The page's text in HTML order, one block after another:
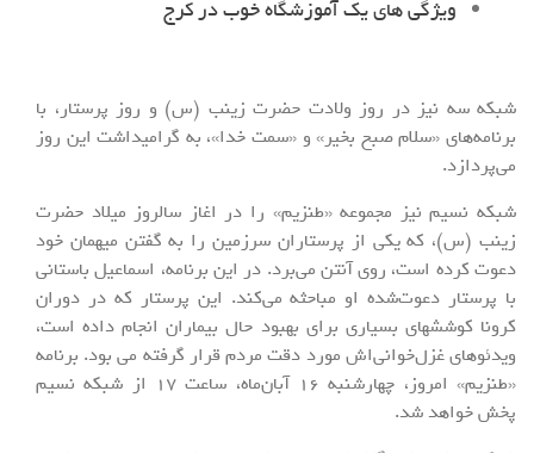
ویژگی های یک آموزشگاه خوب در کرج
شبکه سه نیز در روز ولادت حضرت زینب (س) و روز پرستار، با
برنامه‌های «سلام صبح بخیر» و «سمت خدا»، به گرامیداشت این روز
می‌پردازد.
شبکه نسیم نیز مجموعه «طنزیم» را در اغاز سالروز میلاد حضرت
زینب (س)، که یکی از پرستاران سرزمین را به گفتن میهمان خود
دعوت کرده است، روی آنتن می‌برد. در این برنامه، اسماعیل باستانی
با پرستار دعوت‌شده او مباحثه می‌کند. این پرستار که در دوران
کرونا کوششهای بسیاری برای بهبود حال بیماران انجام داده است،
ویدئوهای غزل‌خوانی‌اش مورد دقت مردم قرار گرفته می بود. برنامه
«طنزیم» امروز، چهارشنبه 16 آبان‌ماه، ساعت 17 از شبکه نسیم
پخش خواهد شد.